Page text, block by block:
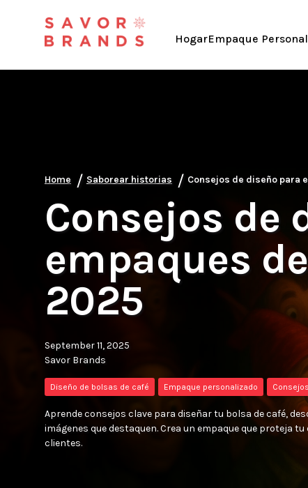
HogarEmpaque
Home / Saborear historias / Consejos de diseño para
Consejos de
empaques
2025
September 11, 2025
Savor Brands
Diseño de bolsas de café Empaque personalizado
Aprende consejos clave para diseñar tu bolsa de café,
imágenes que destaquen. Crea un empaque que proteja
clientes.